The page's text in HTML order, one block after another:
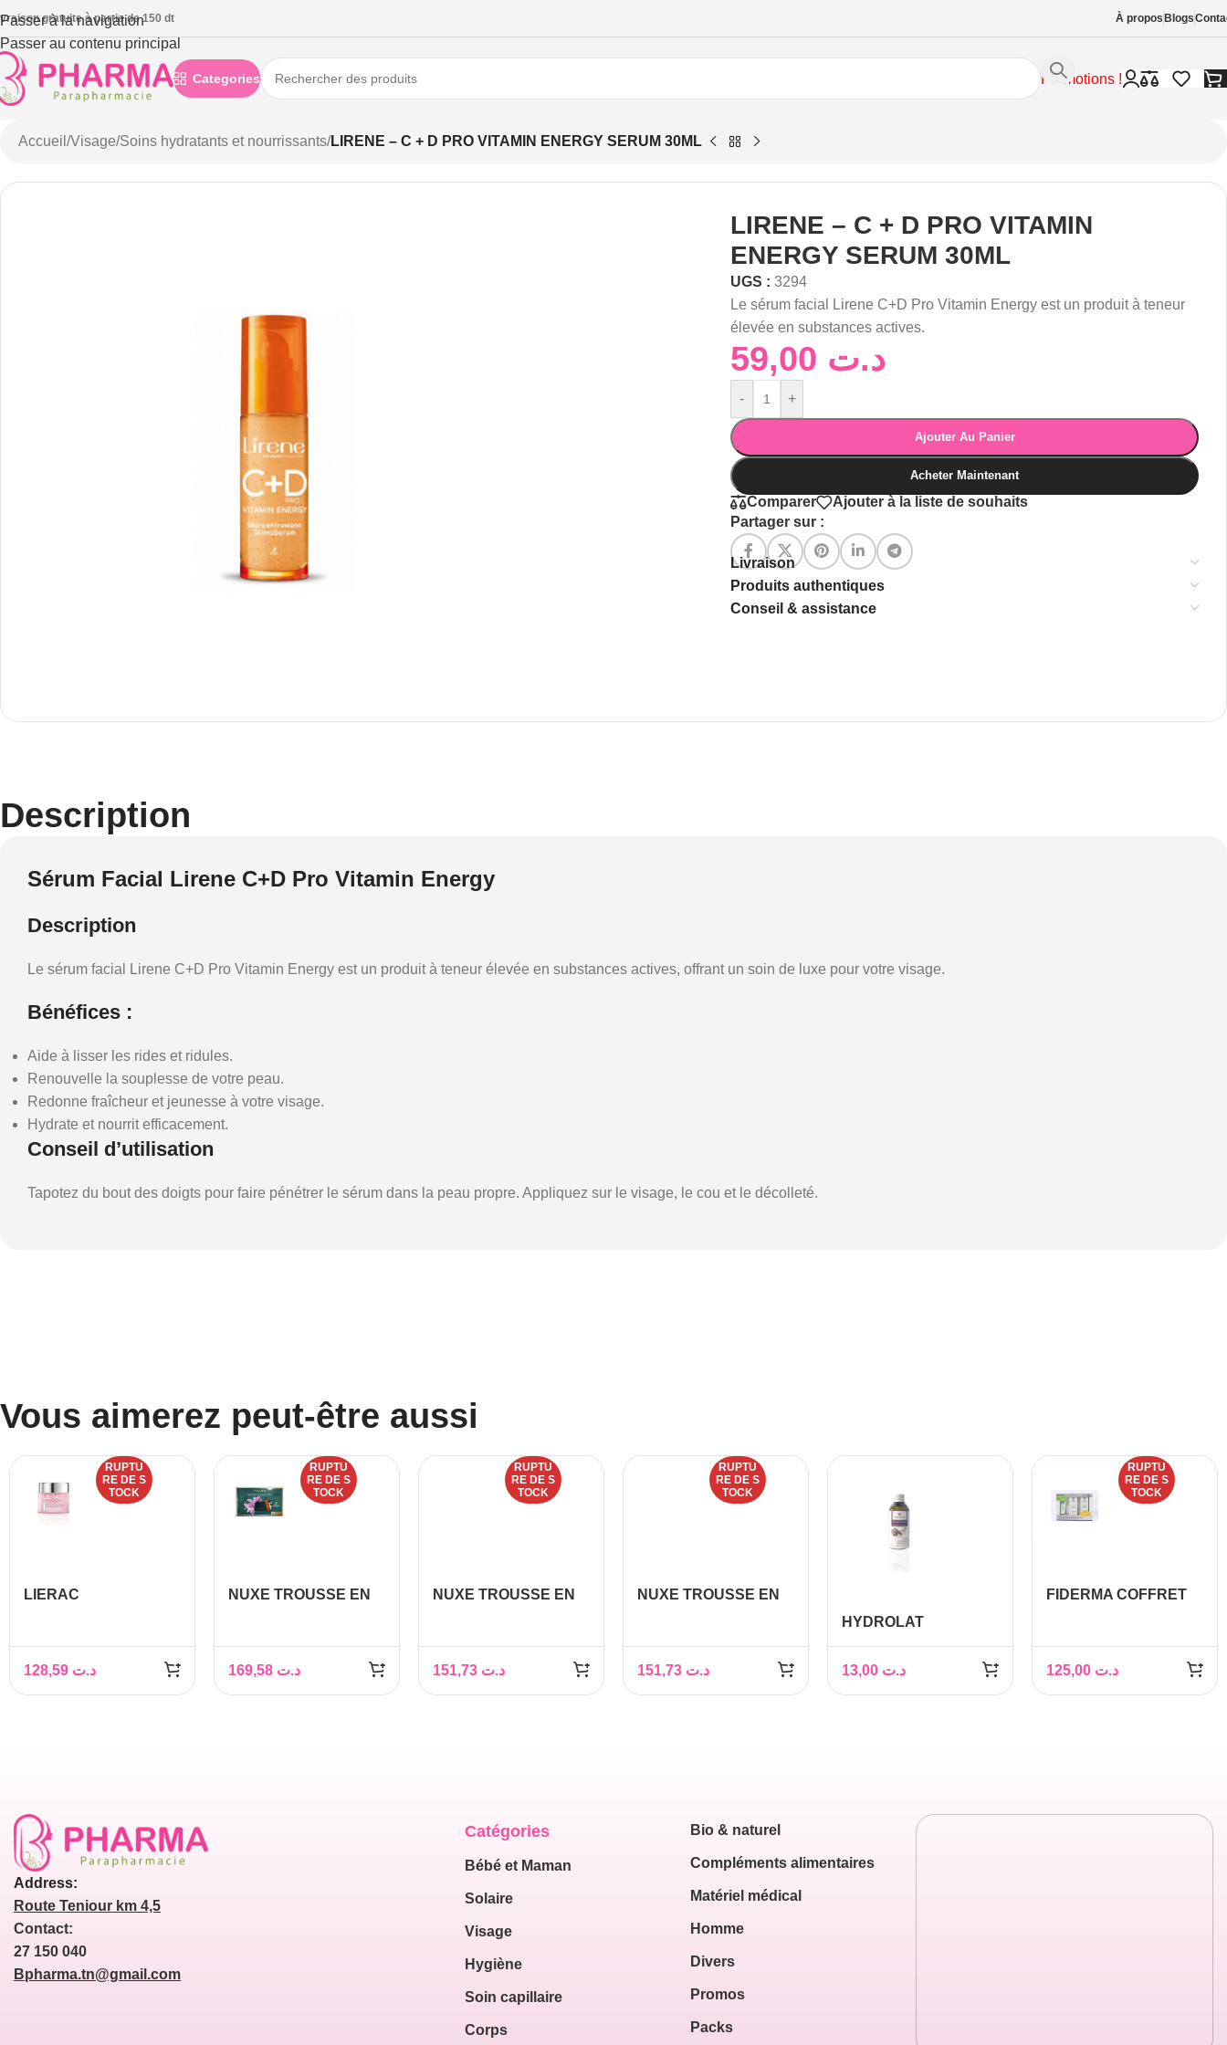
Passer à la navigation
Passer au contenu principal
gratuite à partie de 150 dt À propos Blogs
Categories Promotions !
Accueil /Visage/Soins hydratants et nourrissants/LIRENE – C + D PRO VITAMIN ENERGY SERUM 30ML
LIRENE – C + D PRO VITAMIN
ENERGY SERUM 30ML
UGS :3294
Le sérum facial Lirene C+D Pro Vitamin Energy est un produit à teneur
élevée en substances actives.
د.ت
- +
Ajouter Au Panier
Acheter Maintenant
Comparer
Ajouter à la liste de souhaits
Partager sur :
Livraison
Produits authentiques
Conseil & assistance
Description
Sérum Facial Lirene C+D Pro Vitamin Energy
Description
Le sérum facial Lirene C+D Pro Vitamin Energy est un produit à teneur élevée en substances actives, offrant un soin de luxe pour votre visage.
Bénéfices :
Aide à lisser les rides et ridules.
Renouvelle la souplesse de votre peau.
Redonne fraîcheur et jeunesse à votre visage.
Hydrate et nourrit efficacement.
Conseil d’utilisation
Tapotez du bout des doigts pour faire pénétrer le sérum dans la peau propre. Appliquez sur le visage, le cou et le décolleté.
Vous aimerez peut-être aussi
RUPTU
RE DE S
TOCK
LIERAC
REPULPANT, 50ML
د.ت
RUPTU
RE DE S
TOCK
NUXE TROUSSE EN
SECHES+ GEL
NETTOYANT &
د.ت
RUPTU
RE DE S
TOCK
NUXE TROUSSE EN
SECHES+ CREME
MAINS & ONGLES
د.ت
RUPTU
RE DE S
TOCK
NUXE TROUSSE EN
MAINS & ONGLES
50ML OFFERTS
د.ت
HYDROLAT
– PHYTOKAD
د.ت
RUPTU
RE DE S
TOCK
FIDERMA COFFRET
GRATUIT
د.ت
Address:
Route Teniour km 4,5
Contact:
27 150 040
Bpharma.tn@gmail.com
Catégories
Bébé et Maman
Solaire
Visage
Hygiène
Soin capillaire
Corps
Bio & naturel
Compléments alimentaires
Matériel médical
Homme
Divers
Promos
Packs